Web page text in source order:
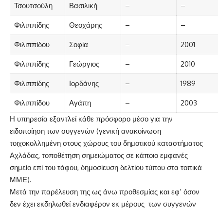
Τσουτσούλη Βασιλική – –
Φιλιππίδης Θεοχάρης – –
Φιλιππίδου Σοφία – 2001
Φιλιππίδης Γεώργιος – 2010
Φιλιππίδης Ιορδάνης – 1989
Φιλιππίδου Αγάπη –
2003
Η υπηρεσία εξαντλεί κάθε πρόσφορο μέσο για την
ειδοποίηση των συγγενών (γενική ανακοίνωση
τοιχοκολλημένη στους χώρους του δημοτικού καταστήματος
Αχλάδας, τοποθέτηση σημειώματος σε κάποιο εμφανές
σημείο επί του τάφου, δημοσίευση δελτίου τύπου στα τοπικά
ΜΜΕ).
Μετά την παρέλευση της ως άνω προθεσμίας και εφ’ όσον
δεν έχει εκδηλωθεί ενδιαφέρον εκ μέρους των συγγενών